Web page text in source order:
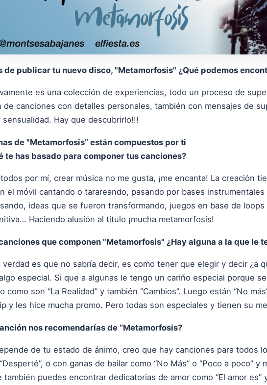
de publicar tu nuevo disco, "Metamorfosis" ¿Qué podemos
es una colección de experiencias, todo un proceso de
de canciones con detalles personales, también con mensajes de
sensualidad. Hay que descubrirlo!!!
de "Metamorfosis” están compuestos por ti
te has basado para componer tus canciones?
por mí, crear música no me gusta, ¡me encanta! La creación
el móvil cantando o tarareando, pasando por bases
ideas que se fueron transformando, juegos en base de
Haciendo alusión al título ¡mucha metamorfosis!
que componen "Metamorfosis" ¿Hay alguna a la que le
verdad es que no sabría decir, es como tener que elegir y decir ¿a
especial. Si que a algunas le tengo un cariño especial porque
como son “La Realidad” y también “Cambios”. Luego están “No
y les hice mucha promo. Pero todas son especiales y tienen su
nos recomendarías de “Metamorfosis?
de tu estado de ánimo, creo que hay canciones para todos
o con ganas de bailar como “No Más” o “Poco a poco” y
también puedes encontrar dedicatorias de amor como “El amor es” y